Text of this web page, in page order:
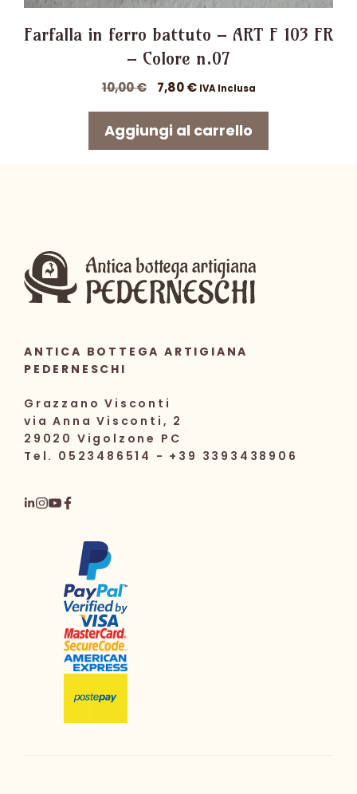
Farfalla in ferro battuto – ART F 103 FR
– Colore n.07
10,00€
Il
originale
era:
7,80€Il
attuale
IVA Inclusa
Aggiungi al carrello
ANTICA BOTTEGA ARTIGIANA
PEDERNESCHI
Grazzano Visconti
via Anna Visconti, 2
29020 Vigolzone PC
Tel. 0523486514 - +39 3393438906